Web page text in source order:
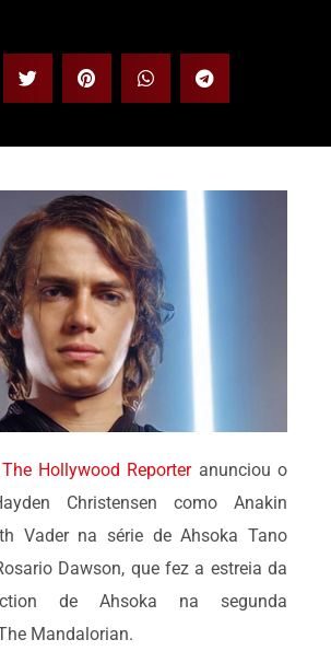
The Hollywood Reporteranunciou o
Christensen como Anakin
Vader na série de Ahsoka Tano
Dawson, que fez a estreia da
de Ahsoka na segunda
Mandalorian.